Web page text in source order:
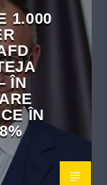
1.000
ÎN
ÎN